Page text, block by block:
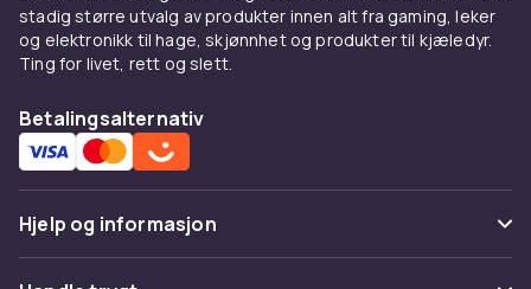
stadig større utvalg av produkter innen alt fra gaming, leker
og elektronikk til hage, skjønnhet og produkter til kjæledyr.
Ting for livet, rett og slett.
Betalingsalternativ
Hjelp og informasjon
Vanlige spørsmål